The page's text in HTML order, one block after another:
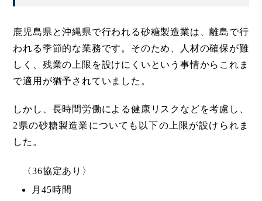
鹿児島県と沖縄県で行われる砂糖製造業は、離島で行
われる季節的な業務です。そのため、人材の確保が難
しく、残業の上限を設けにくいという事情からこれま
で適用が猶予されていました。
しかし、長時間労働による健康リスクなどを考慮し、
2県の砂糖製造業についても以下の上限が設けられま
した。
〈36協定あり〉
月45時間